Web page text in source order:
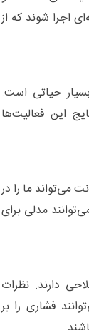
اجرا شوند که از
حیاتی است.
این فعالیت‌ها
می‌تواند ما را در
مدلی برای
دارند. نظرات
فشاری را بر